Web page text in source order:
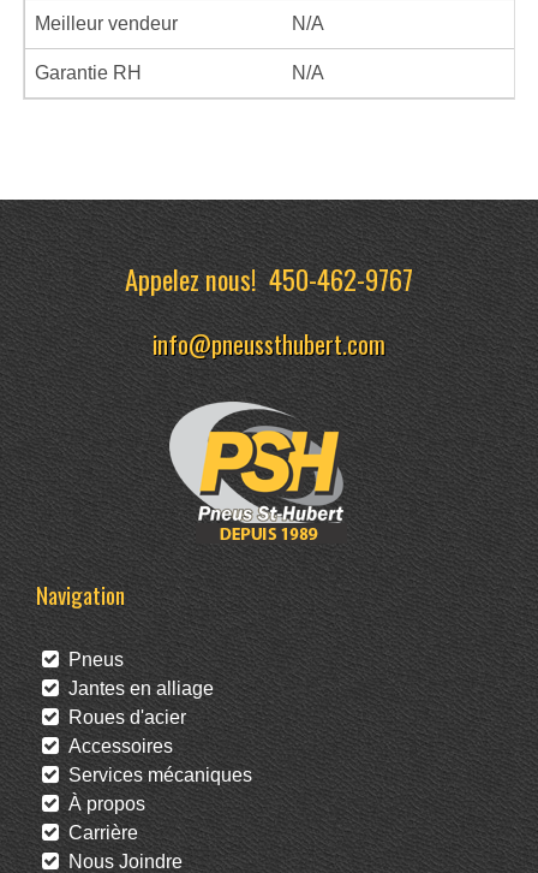
Meilleur vendeur N/A
Garantie RH N/A
Appelez nous!450-462-9767
info@pneussthubert.com
Navigation
Pneus
Jantes en alliage
Roues d'acier
Accessoires
Services mécaniques
À propos
Carrière
Nous Joindre